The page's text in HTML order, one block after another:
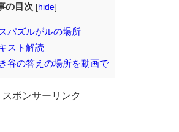
の目次 [hide]
パズルがルの場所
スト解読
谷の答えの場所を動画で
スポンサーリンク